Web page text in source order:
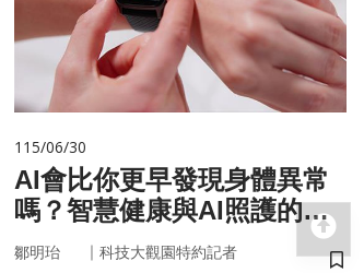
115/06/30
AI會比你更早發現身體異常
嗎？智慧健康與AI照護的未
來
鄒明珆 ｜ 科技大觀園特約記者